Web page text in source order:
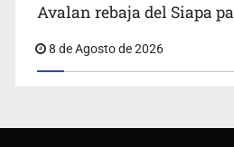
Avalan rebaja del Siapa
8 de Agosto de 2026